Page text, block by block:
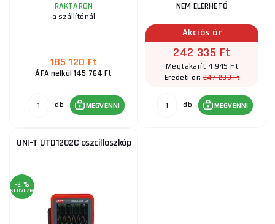
RAKTÁRON
a szállítónál
185 120 Ft
ÁFA nélkül 145 764 Ft
db MEGVENNI
NEM ELÉRHETŐ
Akciós ár
242 335 Ft
Megtakarít 4 945 Ft
Eredeti ár: 247 280 Ft
db MEGVENNI
UNI-T UTD1202C oszcilloszkóp
-2 %
KEDVEZMÉNY